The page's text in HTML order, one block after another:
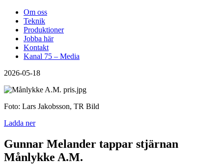
Om oss
Teknik
Produktioner
Jobba här
Kontakt
Kanal 75 – Media
2026-05-18
Foto: Lars Jakobsson, TR Bild
Ladda ner
Gunnar Melander tappar stjärnan
Månlykke A.M.